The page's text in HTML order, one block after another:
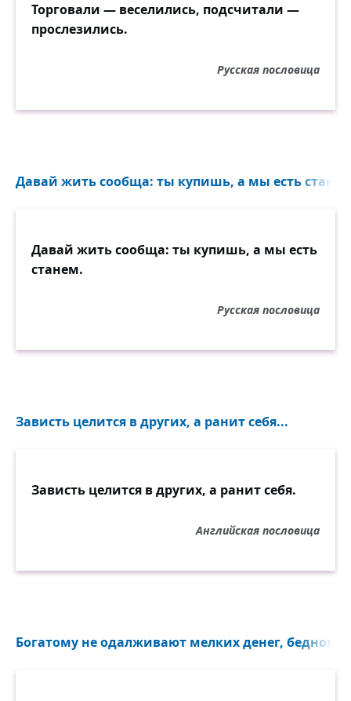
Торговали — веселились, подсчитали —
прослезились.
Русская пословица
Давай жить сообща: ты купишь, а мы есть
Давай жить сообща: ты купишь, а мы есть
станем.
Русская пословица
Зависть целится в других, а ранит себя...
Зависть целится в других, а ранит себя.
Английская пословица
Богатому не одалживают мелких денег,